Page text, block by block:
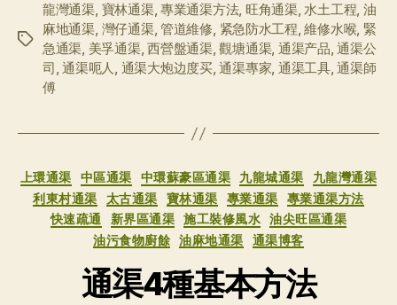
标
龍灣通渠, 寶林通渠, 專業通渠方法, 旺角通渠,水土工程, 油
麻地通渠, 灣仔通渠, 管道維修, 紧急防水工程,維修水喉, 緊
急通渠, 美孚通渠,西營盤通渠,觀塘通渠, 通渠产品,通渠公
司,通渠呃人, 通渠大炮边度买,通渠專家, 通渠工具,通渠師
傅
分
类
上環通渠 中區通渠 中環蘇豪區通渠 九龍城通渠
九龍灣通渠
利東村通渠
太古通渠 寶林通渠 專業通渠
專業通渠方法
快速疏通
新界區通渠 施工裝修風水
油尖旺區通渠
油污食物廚餘 油麻地通渠 通渠博客
通渠4種基本方法